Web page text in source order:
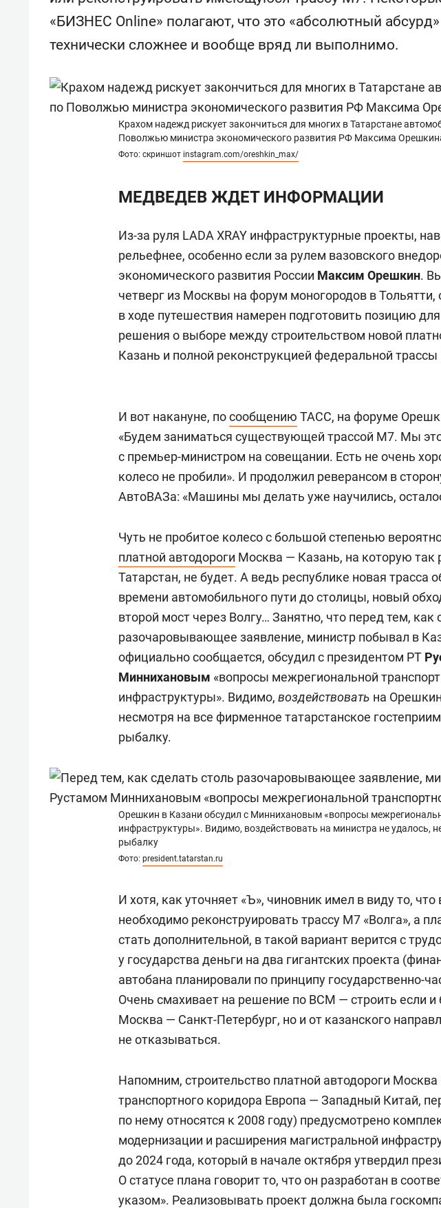
«БИЗНЕС Online» полагают, что это «абсолютный
технически сложнее и вообще вряд ли выполнимо.
Крахом надежд рискует закончиться для многих в Татарстане
Поволжью министра экономического развития РФ Максима
Фото: скриншот instagram.com/oreshkin_max/
МЕДВЕДЕВ ЖДЕТ ИНФОРМАЦИИ
Из-за руля LADA XRAY инфраструктурные проекты,
рельефнее, особенно если за рулем вазовского
экономического развития России Максим Орешкин.
четверг из Москвы на форум моногородов в Тольятти,
в ходе путешествия намерен подготовить позицию
решения о выборе между строительством новой
Казань и полной реконструкцией федеральной
И вот накануне, посообщению ТАСС, на форуме
«Будем заниматься существующей трассой М7. Мы
с премьер-министром на совещании. Есть не очень
колесо не пробили». И продолжил реверансом в
АвтоВАЗа: «Машины мы делать уже научились,
Чуть не пробитое колесо с большой степенью
платной автодороги Москва — Казань, на которую так
Татарстан, не будет. А ведь республике новая трасса
времени автомобильного пути до столицы, новый
второй мост через Волгу… Занятно, что перед тем, как
разочаровывающее заявление, министр побывал в
официально сообщается, обсудил с президентом РТ
Миннихановым «вопросы межрегиональной
инфраструктуры». Видимо, воздействовать на
несмотря на все фирменное татарстанское
рыбалку.
Орешкин в Казани обсудил с Миннихановым «вопросы
инфраструктуры». Видимо, воздействовать на министра не удалось,
рыбалку
Фото: president.tatarstan.ru
И хотя, как уточняет «Ъ», чиновник имел в виду то,
необходимо реконструировать трассу М7 «Волга», а
стать дополнительной, в такой вариант верится с
у государства деньги на два гигантских проекта
автобана планировали по принципу государственно-
Очень смахивает на решение по ВСМ — строить если и
Москва — Санкт-Петербург, но и от казанского
не отказываться.
Напомним, строительство платной автодороги
транспортного коридора Европа — Западный Китай,
по нему относятся к 2008 году) предусмотрено
модернизации и расширения магистральной
до 2024 года, который в начале октября утвердил
О статусе плана говорит то, что он разработан в
указом». Реализовывать проект должна была